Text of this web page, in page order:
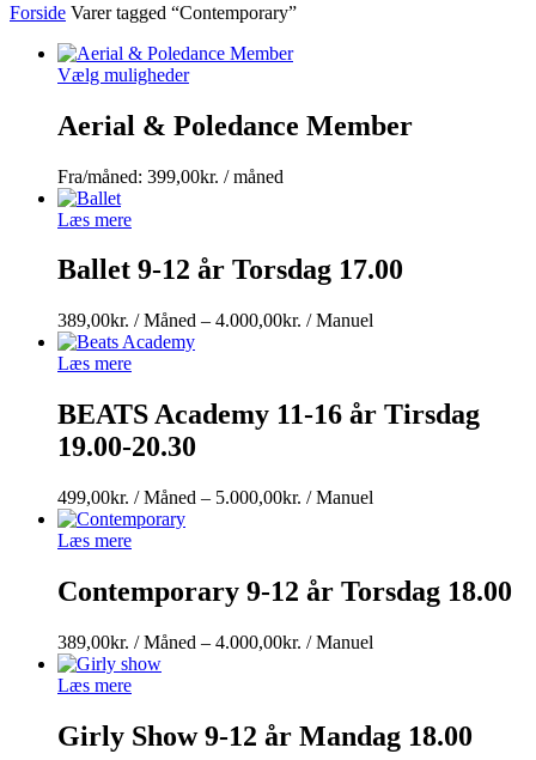
Forside Varer tagged “Contemporary”
Vælg muligheder
Aerial & Poledance Member
Fra/måned: 399,00kr. / måned
Læs mere
Ballet 9-12 år Torsdag 17.00
389,00kr. / Måned – 4.000,00kr. / Manuel
til
4.000,00kr.
Læs mere
BEATS Academy 11-16 år Tirsdag
19.00-20.30
499,00kr. / Måned – 5.000,00kr. / Manuel
5.000,00kr.
Manuel
Læs mere
Contemporary 9-12 år Torsdag 18.00
389,00kr. / Måned – 4.000,00kr. / Manuel
4.000,00kr.
Læs mere
Girly Show 9-12 år Mandag 18.00